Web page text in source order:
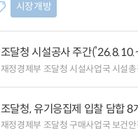
시장개방
조달청 시설공사 주간
재정경제부 조달청 시설사업국 시설
조달청, 유기응집제 입찰 담합 8
재정경제부 조달청 구매사업국 보건